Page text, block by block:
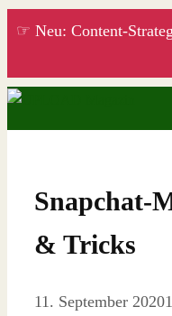
Zum
☞ Neu: Content-
Snapchat-
& Tricks
11. September 2020